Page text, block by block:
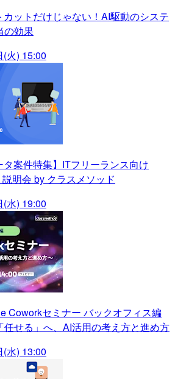
カットだけじゃない！AI駆動のシステ
の効果
火) 15:00
タ案件特集】ITフリーランス向け
説明会 by クラスメソッド
水) 19:00
Coworkセミナー バックオフィス編
任せる」へ、AI活用の考え方と進め方
水) 13:00